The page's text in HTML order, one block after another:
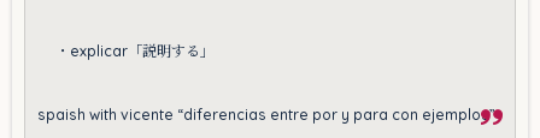
・explicar「説明する」
spaish with vicente “diferencias entre por y para con ejemplos”